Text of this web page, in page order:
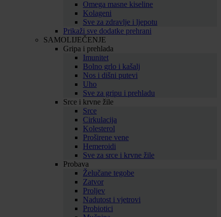
Omega masne kiseline
Kolageni
Sve za zdravlje i ljepotu
Prikaži sve dodatke prehrani
SAMOLIJEČENJE
Gripa i prehlada
Imunitet
Bolno grlo i kašalj
Nos i dišni putevi
Uho
Sve za gripu i prehladu
Srce i krvne žile
Srce
Cirkulacija
Kolesterol
Proširene vene
Hemeroidi
Sve za srce i krvne žile
Probava
Želučane tegobe
Zatvor
Proljev
Nadutost i vjetrovi
Probiotici